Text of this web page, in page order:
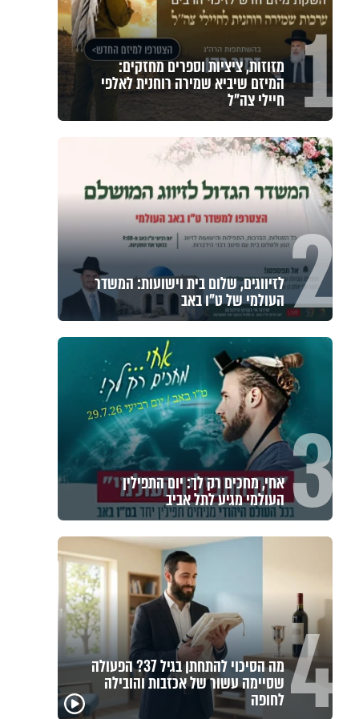
1 מזוזות, ציציות וספרים מחזקים:
המיזם שיביא שמירה רוחנית לאלפי
חיילי צה"ל
2 לזיווגים, שלום בית וישועות: המשדר
העולמי של ט"ו באב
3 אחי, מחכים רק לך: יום התפילין
העולמי מגיע לתל אביב
4 מה הסיכוי להתחתן בגיל 37? הפעולה
שסיימה עשור של אכזבות והובילה
לחופה
במבט לאחור - האם
איך ייתכן שיש אנשים